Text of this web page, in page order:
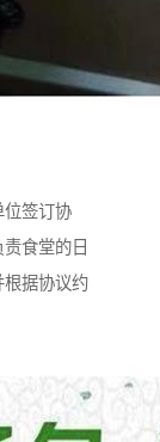
位签订协
食堂的日
根据协议约